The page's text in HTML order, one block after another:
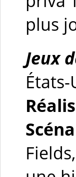
plus
Jeux